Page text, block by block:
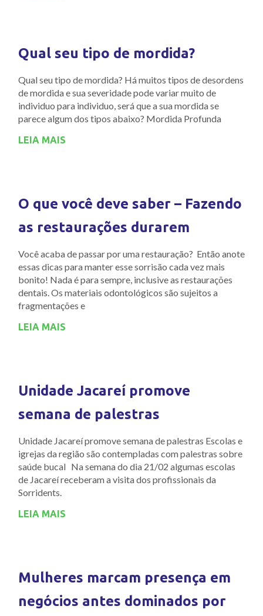
Qual seu tipo de mordida?
Qual seu tipo de mordida? Há muitos tipos de desordens
de mordida e sua severidade pode variar muito de
individuo para individuo, será que a sua mordida se
parece algum dos tipos abaixo? Mordida Profunda
LEIA MAIS
O que você deve saber – Fazendo
as restaurações durarem
Você acaba de passar por uma restauração? Então anote
essas dicas para manter esse sorrisão cada vez mais
bonito! Nada é para sempre, inclusive as restaurações
dentais. Os materiais odontológicos são sujeitos a
fragmentações e
LEIA MAIS
Unidade Jacareí promove
semana de palestras
Unidade Jacareí promove semana de palestras Escolas e
igrejas da região são contempladas com palestras sobre
saúde bucal Na semana do dia 21/02 algumas escolas
de Jacareí receberam a visita dos profissionais da
Sorridents.
LEIA MAIS
Mulheres marcam presença em
negócios antes dominados por